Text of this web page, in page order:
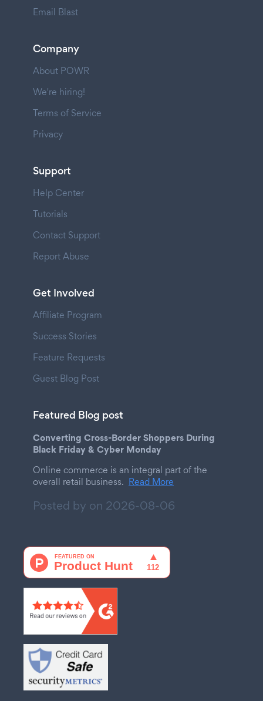
Email Blast
Company
About POWR
We're hiring!
Terms of Service
Privacy
Support
Help Center
Tutorials
Contact Support
Report Abuse
Get Involved
Affiliate Program
Success Stories
Feature Requests
Guest Blog Post
Featured Blog post
Converting Cross-Border Shoppers During
Black Friday & Cyber Monday
Online commerce is an integral part of the
overall retail business. Read More
Posted by on 2026-08-06